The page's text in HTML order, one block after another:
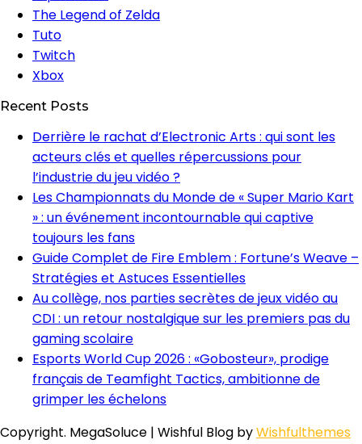
The Legend of Zelda
Tuto
Twitch
Xbox
Recent Posts
Derrière le rachat d’Electronic Arts : qui sont les
acteurs clés et quelles répercussions pour
l’industrie du jeu vidéo ?
Les Championnats du Monde de « Super Mario Kart
» : un événement incontournable qui captive
toujours les fans
Guide Complet de Fire Emblem : Fortune’s Weave –
Stratégies et Astuces Essentielles
Au collège, nos parties secrètes de jeux vidéo au
CDI : un retour nostalgique sur les premiers pas du
gaming scolaire
Esports World Cup 2026 : «Gobosteur», prodige
français de Teamfight Tactics, ambitionne de
grimper les échelons
Copyright. MegaSoluce | Wishful Blog byWishfulthemes